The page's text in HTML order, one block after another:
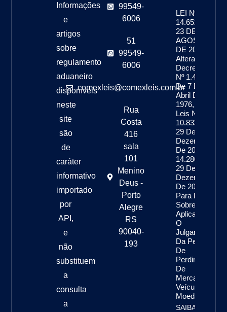
Informações
e
artigos
sobre
regulamento
aduaneiro
disponíveis
neste
site
são
de
caráter
informativo
importado
por
API,
e
não
substituem
a
consulta
a
99549-
6006
51
99549-
6006
comexleis@comexleis.com.br
Rua
Costa
416
sala
101
Menino
Deus -
Porto
Alegre
RS
90040-
193
LEI Nº
14.651, DE
23 DE
AGOSTO
DE 2023 –
Altera O
Decreto-Lei
Nº 1.455,
De 7 De
Abril De
1976, As
Leis Nºs
10.833, De
29 De
Dezembro
De 2003, E
14.286, De
29 De
Dezembro
De 2021,
Para Dispor
Sobre A
Aplicação E
O
Julgamento
Da Pena
De
Perdimento
De
Mercadoria,
Veículo E
Moeda
SAIBA